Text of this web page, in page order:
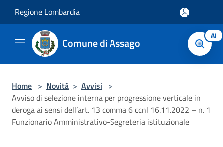
Regione Lombardia
Comune di Assago AI
Home > Novità > Avvisi >
Avviso di selezione interna per progressione verticale in
deroga ai sensi dell’art. 13 comma 6 ccnl 16.11.2022 – n. 1
Funzionario Amministrativo-Segreteria istituzionale